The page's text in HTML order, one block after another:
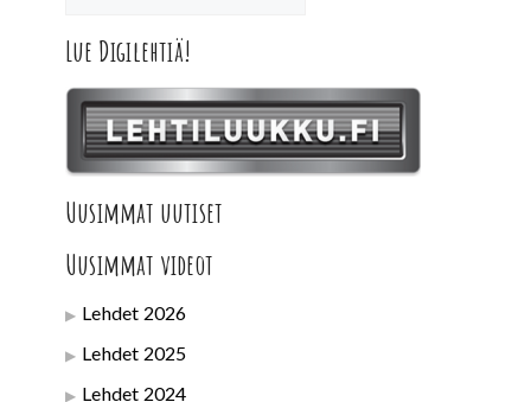
Lue Digilehtiä!
Uusimmat uutiset
Uusimmat videot
Lehdet 2026
Lehdet 2025
Lehdet 2024